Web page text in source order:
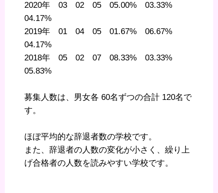
2020年 03 02 05 05.00% 03.33%
04.17%
2019年 01 04 05 01.67% 06.67%
04.17%
2018年 05 02 07 08.33% 03.33%
05.83%
募集人数は、男女各 60名ずつの合計 120名で
す。
ほぼ平均的な辞退者数の学校です。
また、辞退者の人数の変化が小さく、繰り上
げ合格者の人数を読みやすい学校です。